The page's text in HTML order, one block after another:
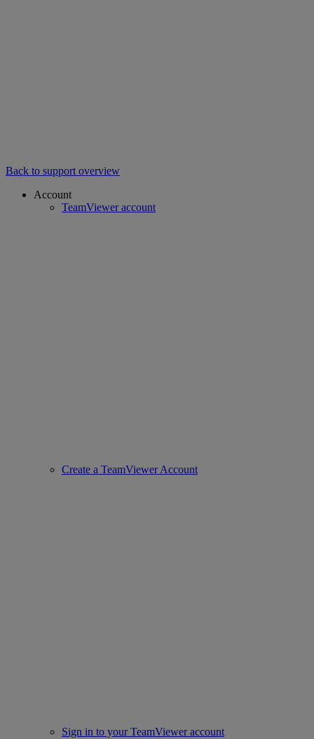
Back to support overview
Account
TeamViewer account
Create a TeamViewer Account
Sign in to your TeamViewer account